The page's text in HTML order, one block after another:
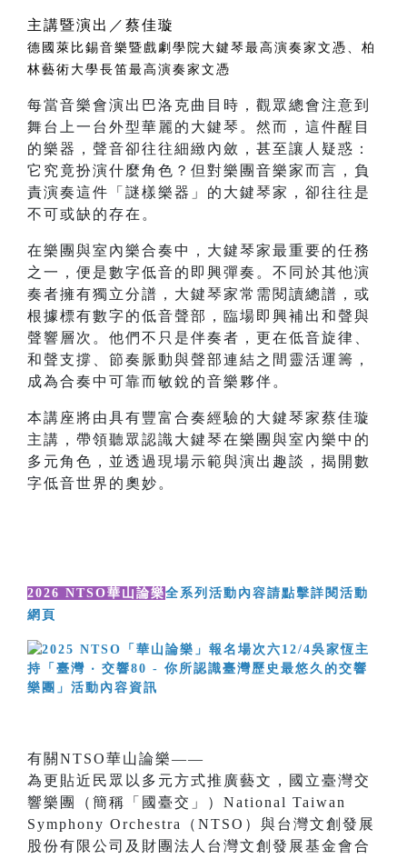
主講暨演出／蔡佳璇
德國萊比錫音樂暨戲劇學院大鍵琴最高演奏家文憑、柏
林藝術大學長笛最高演奏家文憑
每當音樂會演出巴洛克曲目時，觀眾總會注意到
舞台上一台外型華麗的大鍵琴。然而，這件醒目
的樂器，聲音卻往往細緻內斂，甚至讓人疑惑：
它究竟扮演什麼角色？但對樂團音樂家而言，負
責演奏這件「謎樣樂器」的大鍵琴家，卻往往是
不可或缺的存在。
在樂團與室內樂合奏中，大鍵琴家最重要的任務
之一，便是數字低音的即興彈奏。不同於其他演
奏者擁有獨立分譜，大鍵琴家常需閱讀總譜，或
根據標有數字的低音聲部，臨場即興補出和聲與
聲響層次。他們不只是伴奏者，更在低音旋律、
和聲支撐、節奏脈動與聲部連結之間靈活運籌，
成為合奏中可靠而敏銳的音樂夥伴。
本講座將由具有豐富合奏經驗的大鍵琴家蔡佳璇
主講，帶領聽眾認識大鍵琴在樂團與室內樂中的
多元角色，並透過現場示範與演出趣談，揭開數
字低音世界的奧妙。
2026 NTSO華山論樂全系列活動內容請點擊詳閱活動
網頁
有關NTSO華山論樂——
為更貼近民眾以多元方式推廣藝文，國立臺灣交
響樂團（簡稱「國臺交」）National Taiwan
Symphony Orchestra（NTSO）與台灣文創發展
股份有限公司及財團法人台灣文創發展基金會合